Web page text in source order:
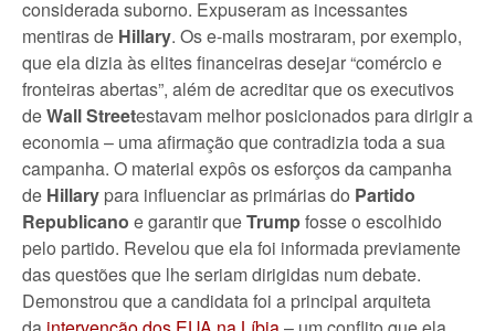
considerada suborno. Expuseram as incessantes
mentiras de Hillary. Os e-mails mostraram, por exemplo,
que ela dizia às elites financeiras desejar “comércio e
fronteiras abertas”, além de acreditar que os executivos
deWall Streetestavam melhor posicionados para dirigir a
economia – uma afirmação que contradizia toda a sua
campanha. O material expôs os esforços da campanha
de Hillary para influenciar as primárias do Partido
Republicano e garantir queTrumpfosse o escolhido
pelo partido. Revelou que ela foi informada previamente
das questões que lhe seriam dirigidas num debate.
Demonstrou que a candidata foi a principal arquiteta